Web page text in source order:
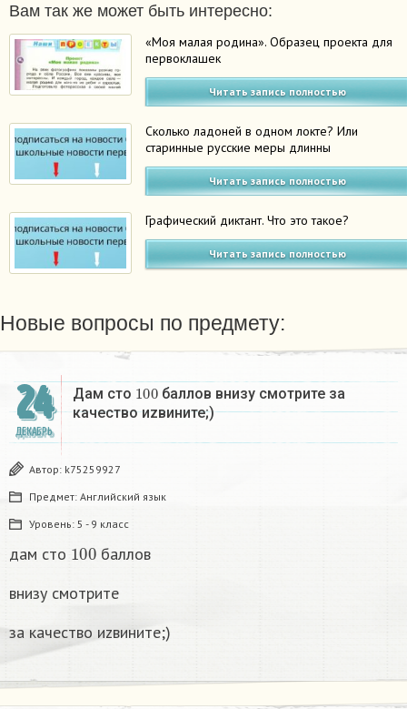
Вам так же может быть интересно:
«Моя малая родина». Образец проекта для
первоклашек
Читать запись полностью
Сколько ладоней в одном локте? Или
старинные русские меры длинны
Читать запись полностью
Графический диктант. Что это такое?
Читать запись полностью
Новые вопросы по предмету:
24
ДЕКАБРЬ
Дам сто 100баллов внизу смотрите за
качество иzвините;)
Автор: k75259927
Предмет: Английский язык
Уровень: 5 - 9 класс
дам сто 100 баллов
внизу смотрите
за качество иzвините;)